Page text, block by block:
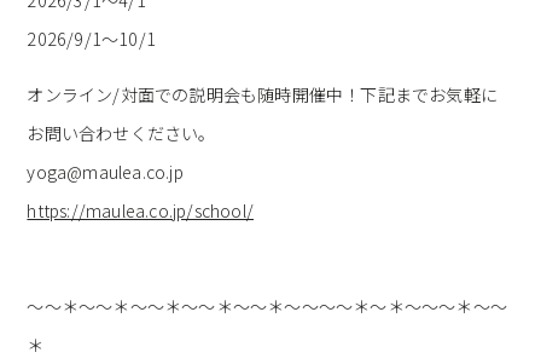
2026/9/1〜10/1
オンライン/対面での説明会も随時開催中！下記までお気軽に
お問い合わせください。
yoga@maulea.co.jp
https://maulea.co.jp/school/
～～＊～～＊～～＊～～＊～～＊～～～～＊～＊～～～＊～～
＊